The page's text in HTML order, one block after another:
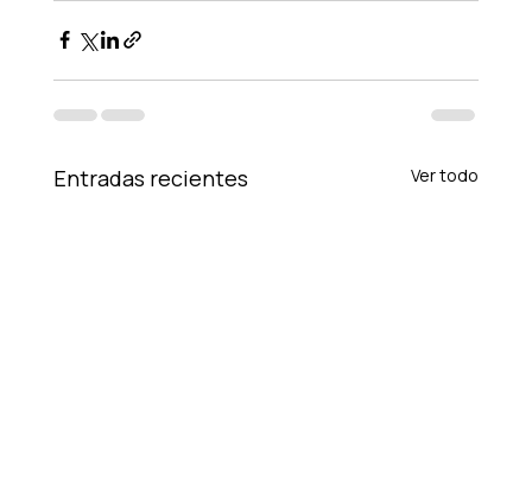
Entradas recientes Ver todo